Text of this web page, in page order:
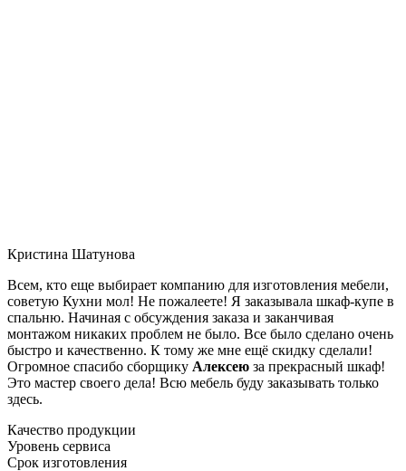
Кристина Шатунова
Всем, кто еще выбирает компанию для изготовления мебели,
советую Кухни мол! Не пожалеете! Я заказывала шкаф-купе в
спальню. Начиная с обсуждения заказа и заканчивая
монтажом никаких проблем не было. Все было сделано очень
быстро и качественно. К тому же мне ещё скидку сделали!
Огромное спасибо сборщику Алексею за прекрасный шкаф!
Это мастер своего дела! Всю мебель буду заказывать только
здесь.
Качество продукции
Уровень сервиса
Срок изготовления